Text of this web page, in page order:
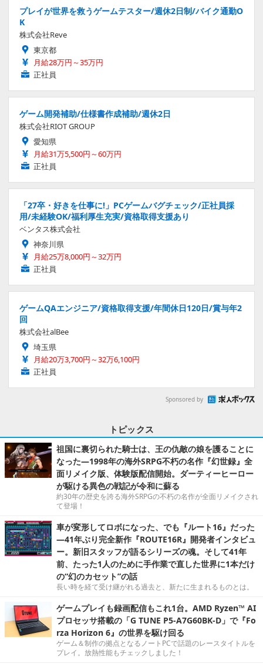
プレイが世界を救うゲームテスター/週休2日制/バイク通勤O
K
株式会社Reve
東京都
月給28万円～35万円
正社員
ゲーム開発補助/仕様書作成補助/週休2日
株式会社RIOT GROUP
愛知県
月給31万5,500円～60万円
正社員
「27卒・好きを仕事に!」PCゲームバグチェック/正社員採
用/未経験OK/福利厚生充実/資格取得支援あり
ベンタス株式会社
神奈川県
月給25万8,000円～32万円
正社員
ゲームQAエンジニア/資格取得支援/年間休日120日/賞与年2
回
株式会社alBee
埼玉県
月給20万3,700円～32万6,100円
正社員
Sponsored by
トピックス
祖国に裏切られた騎士は、王の仇敵の娘を護ることに
なった―1998年の海外SRPG不朽の名作『幻世録』全
面リメイク版、体験版配信開始。ダーティーヒーロー
が駆ける異色の戦記が令和に蘇る
約30年の歴史を誇る海外SRPGの不朽の名作が全面リメイクされ
て登場！
車が変形してロボになった、でも『ルート16』だった
―41年ぶり完全新作『ROUTE16R』開発者インタビュ
ー。新旧スタッフが語るシリーズの魂。そして41年
前、たった1人のために手作業で直した世界に1本だけ
の“幻のカセット”の話
長い時を経て受け継がれる過去と、新たに生まれるものとは。
ゲームプレイも録画配信もこれ1台。AMD Ryzen™ AI
プロセッサ搭載の「G TUNE P5-A7G60BK-D」で『Fo
rza Horizon 6』の世界を駆け回る
ゲーム＆制作の拠点となるノートPCで話題のレースタイトルを
プレイ。放熱性能もチェックしました！